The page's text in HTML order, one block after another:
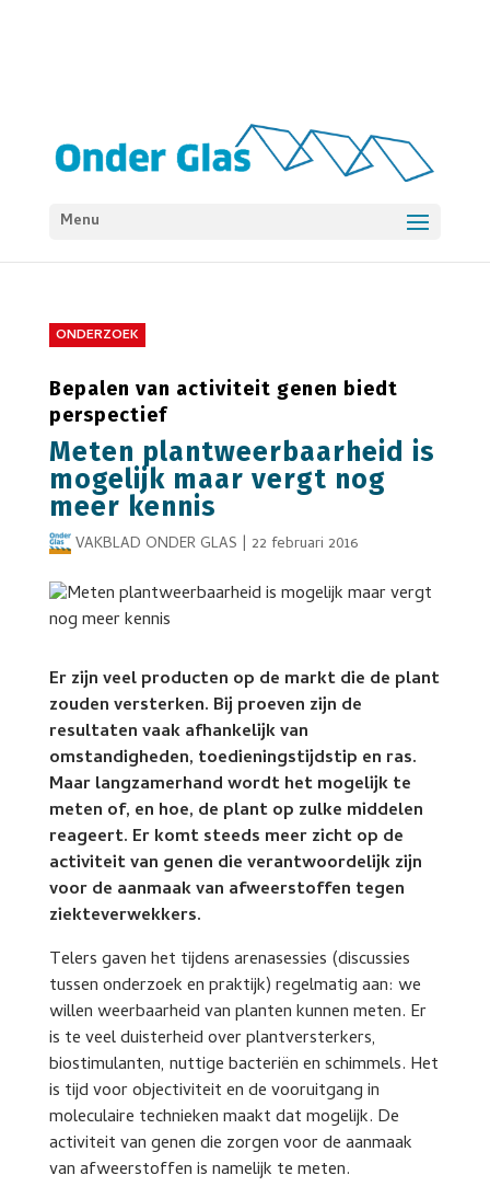
Menu
ONDERZOEK
Bepalen van activiteit genen biedt
perspectief
Meten plantweerbaarheid is
mogelijk maar vergt nog
meer kennis
VAKBLAD ONDER GLAS | 22 februari 2016
Er zijn veel producten op de markt die de plant
zouden versterken. Bij proeven zijn de
resultaten vaak afhankelijk van
omstandigheden, toedieningstijdstip en ras.
Maar langzamerhand wordt het mogelijk te
meten of, en hoe, de plant op zulke middelen
reageert. Er komt steeds meer zicht op de
activiteit van genen die verantwoordelijk zijn
voor de aanmaak van afweerstoffen tegen
ziekteverwekkers.
Telers gaven het tijdens arenasessies (discussies
tussen onderzoek en praktijk) regelmatig aan: we
willen weerbaarheid van planten kunnen meten. Er
is te veel duisterheid over plantversterkers,
biostimulanten, nuttige bacteriën en schimmels. Het
is tijd voor objectiviteit en de vooruitgang in
moleculaire technieken maakt dat mogelijk. De
activiteit van genen die zorgen voor de aanmaak
van afweerstoffen is namelijk te meten.